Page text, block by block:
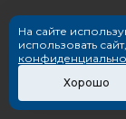
На сайте
использовать
Хорошо